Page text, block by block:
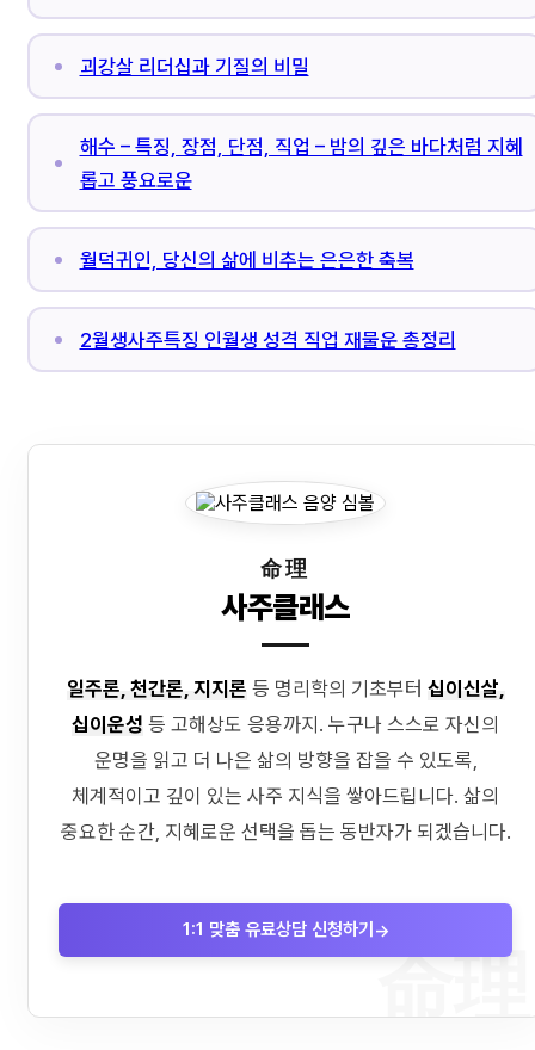
괴강살 리더십과 기질의 비밀
해수 – 특징, 장점, 단점, 직업 – 밤의 깊은 바다처럼 지혜
롭고 풍요로운
월덕귀인, 당신의 삶에 비추는 은은한 축복
2월생사주특징 인월생 성격 직업 재물운 총정리
命理
命理
사주클래스
일주론, 천간론, 지지론 등 명리학의 기초부터 십이신살,
십이운성 등 고해상도 응용까지. 누구나 스스로 자신의
운명을 읽고 더 나은 삶의 방향을 잡을 수 있도록,
체계적이고 깊이 있는 사주 지식을 쌓아드립니다. 삶의
중요한 순간, 지혜로운 선택을 돕는 동반자가 되겠습니다.
1:1 맞춤 유료상담 신청하기 →